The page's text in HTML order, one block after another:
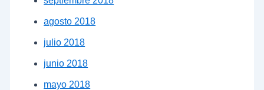
agosto 2018
julio 2018
junio 2018
mayo 2018